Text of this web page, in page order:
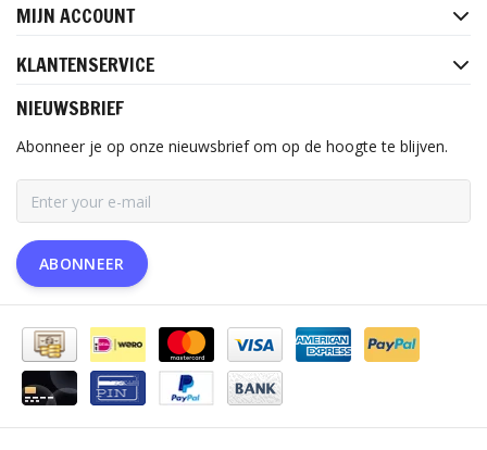
MIJN ACCOUNT
KLANTENSERVICE
NIEUWSBRIEF
Abonneer je op onze nieuwsbrief om op de hoogte te blijven.
ABONNEER